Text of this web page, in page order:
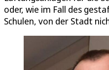
oder, wie im Fall des
Schulen, von der Stadt